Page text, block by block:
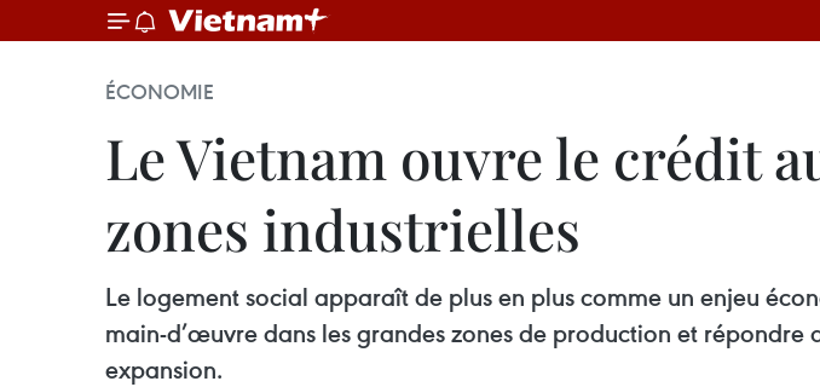
ÉCONOMIE
Le Vietnam ouvre le crédit
zones industrielles
Le logement social apparaît de plus en plus comme un enjeu
main-d’œuvre dans les grandes zones de production et
expansion.